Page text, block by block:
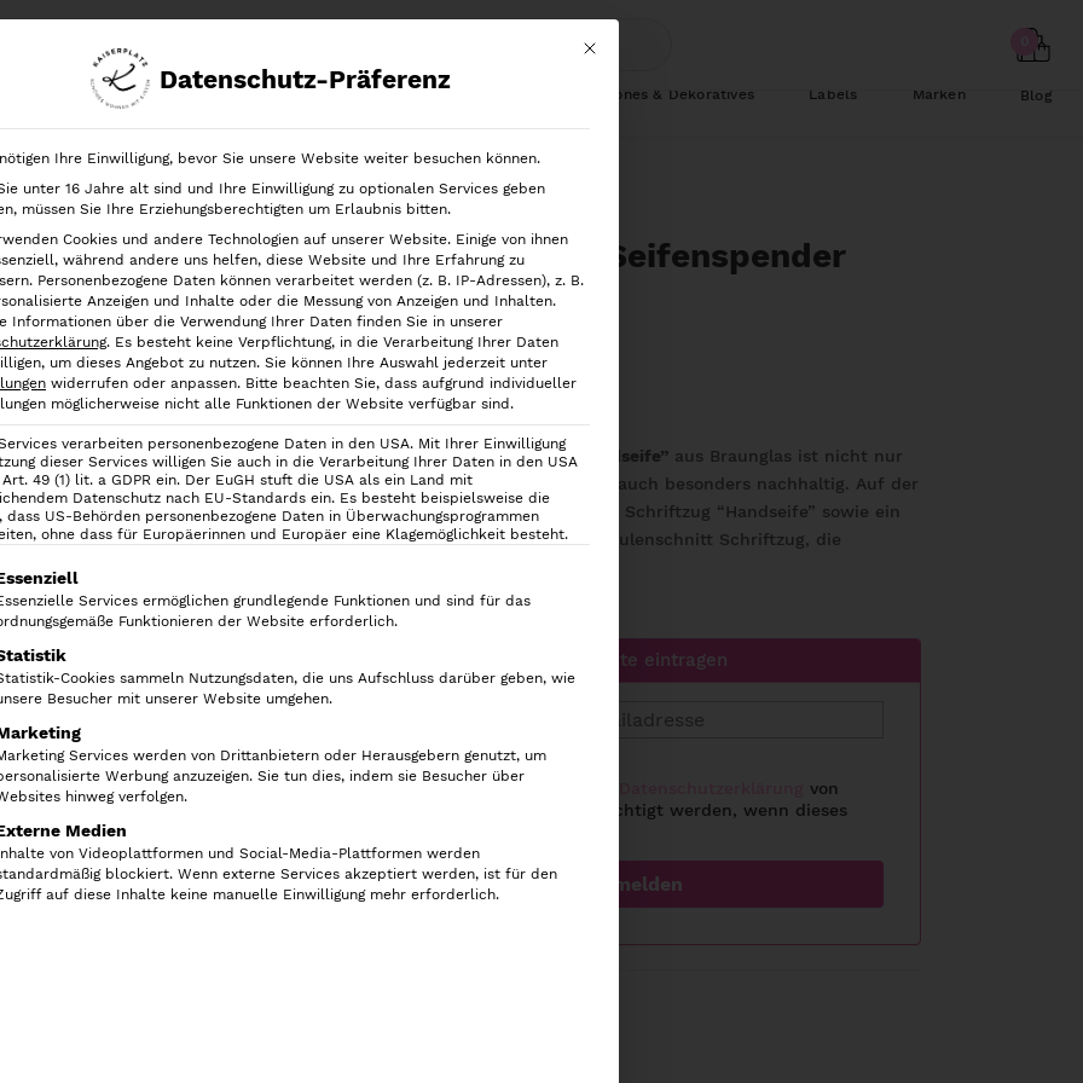
Ordnung in der Schublade Schönes & Dekoratives Labels Marken Blog
Eulenschnitt Glas-Seifenspender “Handseife”, Braun
Eulenschnitt Glas-Seifenspender
“Handseife”, Braun
19,90€
inkl. 19 % MwSt.
DerEulenschnitt Seifenspender “Handseife” aus Braunglas ist nicht nur
optisch ein echtes Highlight, sondern auch besonders nachhaltig. Auf der
Vorderseite ziert der handgeschrieben Schriftzug “Handseife” sowie ein
kleines Herz den Seifenspender. Der Eulenschnitt Schriftzug, die
Ausverkauft!
In die Warteliste eintragen
von
Kaiserplatz und möchte benachrichtigt werden, wenn dieses
Mit diesem Button wird der Dialog geschlossen. Seine Funktionalität
Datenschutz-Präferenz
Ihre Einwilligung, bevor Sie unsere Website weiter besuchen können.
unter 16 Jahre alt sind und Ihre Einwilligung zu optionalen Services geben
müssen Sie Ihre Erziehungsberechtigten um Erlaubnis bitten.
Cookies und andere Technologien auf unserer Website. Einige von ihnen
während andere uns helfen, diese Website und Ihre Erfahrung zu
Personenbezogene Daten können verarbeitet werden (z. B. IP-Adressen), z. B.
Anzeigen und Inhalte oder die Messung von Anzeigen und Inhalten.
Informationen über die Verwendung Ihrer Daten finden Sie in unserer
. Es besteht keine Verpflichtung, in die Verarbeitung Ihrer Daten
um dieses Angebot zu nutzen. Sie können Ihre Auswahl jederzeit unter
widerrufen oder anpassen. Bitte beachten Sie, dass aufgrund individueller
möglicherweise nicht alle Funktionen der Website verfügbar sind.
verarbeiten personenbezogene Daten in den USA. Mit Ihrer Einwilligung
dieser Services willigen Sie auch in die Verarbeitung Ihrer Daten in den USA
Art. 49 (1) lit. a GDPR ein. Der EuGH stuft die USA als ein Land mit
Datenschutz nach EU-Standards ein. Es besteht beispielsweise die
dass US-Behörden personenbezogene Daten in Überwachungsprogrammen
ohne dass für Europäerinnen und Europäer eine Klagemöglichkeit besteht.
eine Liste der Service-Gruppen, für die eine Einwilligung erteilt werden kann. Die erste Service-
Services ermöglichen grundlegende Funktionen und sind für das
Funktionieren der Website erforderlich.
Cookies sammeln Nutzungsdaten, die uns Aufschluss darüber geben, wie
Besucher mit unserer Website umgehen.
Services werden von Drittanbietern oder Herausgebern genutzt, um
Werbung anzuzeigen. Sie tun dies, indem sie Besucher über
hinweg verfolgen.
Medien
von Videoplattformen und Social-Media-Plattformen werden
blockiert. Wenn externe Services akzeptiert werden, ist für den
auf diese Inhalte keine manuelle Einwilligung mehr erforderlich.